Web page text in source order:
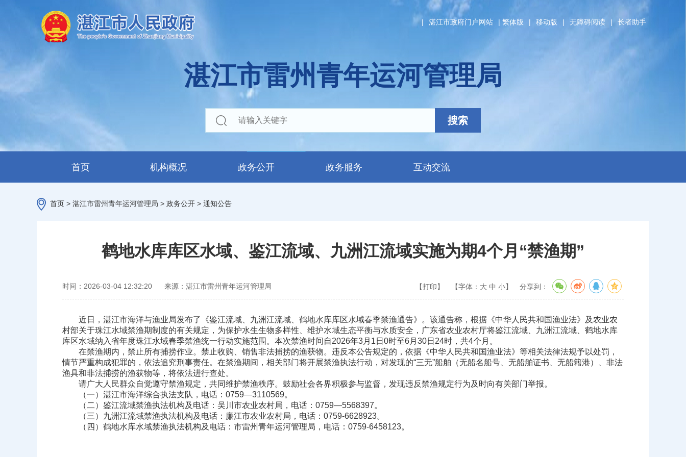
| 湛江市政府门户网站 | 繁体版 | 移动版 | 无障碍阅读 | 长者助手
湛江市雷州青年运河管理局
搜索
首页 机构概况 政务公开 政务服务 互动交流
首页 > 湛江市雷州青年运河管理局 > 政务公开 > 通知公告
鹤地水库库区水域、鉴江流域、九洲江流域实施为期4个月“禁渔期”
时间：2026-03-04 12:32:20 来源：湛江市雷州青年运河管理局 【打印】 【字体： 大 中 小】 分享到：
近日，湛江市海洋与渔业局发布了《鉴江流域、九洲江流域、鹤地水库库区水域春季禁渔通告》。该通告称，根据《中华人民共和国渔业法》及农业农
村部关于珠江水域禁渔期制度的有关规定，为保护水生生物多样性、维护水域生态平衡与水质安全，广东省农业农村厅将鉴江流域、九洲江流域、鹤地水库
库区水域纳入省年度珠江水域春季禁渔统一行动实施范围。本次禁渔时间自2026年3月1日0时至6月30日24时，共4个月。
在禁渔期内，禁止所有捕捞作业。禁止收购、销售非法捕捞的渔获物。违反本公告规定的，依据《中华人民共和国渔业法》等相关法律法规予以处罚，
情节严重构成犯罪的，依法追究刑事责任。在禁渔期间，相关部门将开展禁渔执法行动，对发现的“三无”船舶（无船名船号、无船舶证书、无船籍港）、非法
渔具和非法捕捞的渔获物等，将依法进行查处。
请广大人民群众自觉遵守禁渔规定，共同维护禁渔秩序。鼓励社会各界积极参与监督，发现违反禁渔规定行为及时向有关部门举报。
（一）湛江市海洋综合执法支队，电话：0759—3110569。
（二）鉴江流域禁渔执法机构及电话：吴川市农业农村局，电话：0759—5568397。
（三）九洲江流域禁渔执法机构及电话：廉江市农业农村局，电话：0759-6628923。
（四）鹤地水库水域禁渔执法机构及电话：市雷州青年运河管理局，电话：0759-6458123。